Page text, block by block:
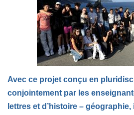
Avec ce projet conçu en
conjointement par les
lettres et d’histoire – géographie,